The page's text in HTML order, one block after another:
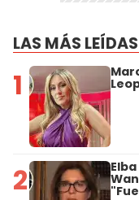
LAS MÁS LEÍDAS
1
2